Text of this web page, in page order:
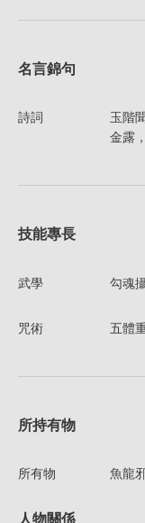
名言錦句
詩詞
玉階
金露
技能專長
武學 勾魂
咒術 五體
所持有物
所有物 魚龍
人物關係